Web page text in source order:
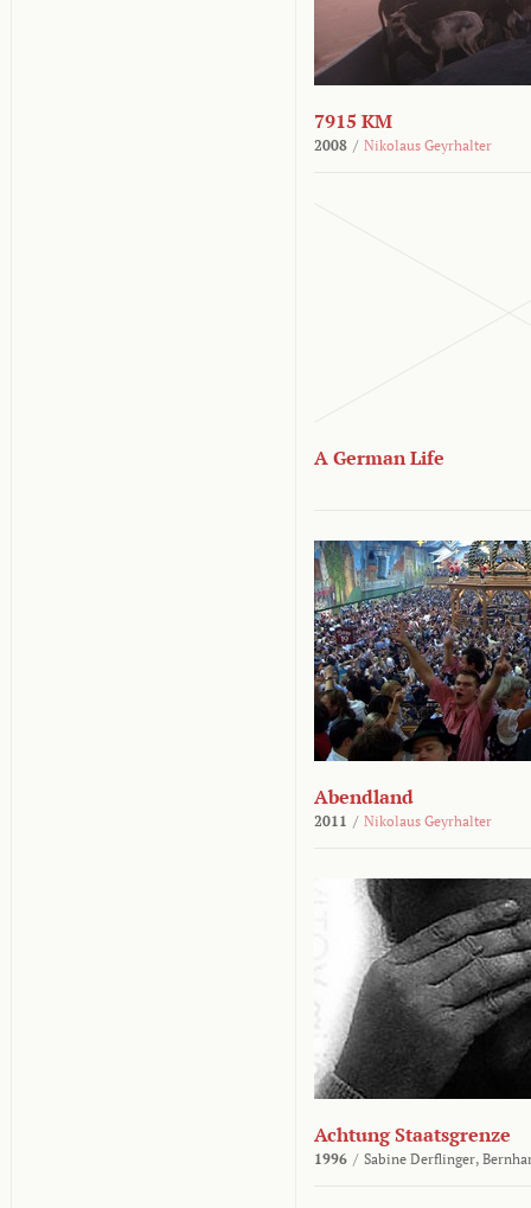
7915 KM
2008 / Nikolaus Geyrhalter
A German Life
Abendland
2011 / Nikolaus Geyrhalter
Achtung Staatsgrenze
1996 / Sabine Derflinger,